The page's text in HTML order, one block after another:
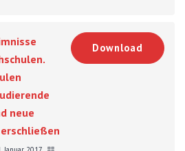
neue
Download